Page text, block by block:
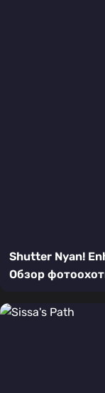
Shutter Nyan!
Обзор